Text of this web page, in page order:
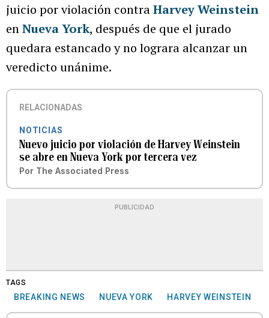
juicio por violación contraHarvey Weinstein
enNueva York, después de que el jurado
quedara estancado y no lograra alcanzar un
veredicto unánime.
RELACIONADAS
NOTICIAS
Nuevo juicio por violación de Harvey Weinstein
se abre en Nueva York por tercera vez
Por The Associated Press
PUBLICIDAD
TAGS
BREAKING NEWS NUEVA YORK HARVEY WEINSTEIN